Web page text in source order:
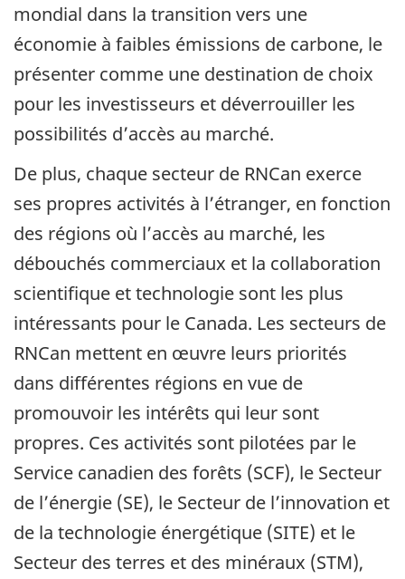
mondial dans la transition vers une
économie à faibles émissions de carbone, le
présenter comme une destination de choix
pour les investisseurs et déverrouiller les
possibilités d’accès au marché.
De plus, chaque secteur de RNCan exerce
ses propres activités à l’étranger, en fonction
des régions où l’accès au marché, les
débouchés commerciaux et la collaboration
scientifique et technologie sont les plus
intéressants pour le Canada. Les secteurs de
RNCan mettent en œuvre leurs priorités
dans différentes régions en vue de
promouvoir les intérêts qui leur sont
propres. Ces activités sont pilotées par le
Service canadien des forêts (SCF), le Secteur
de l’énergie (SE), le Secteur de l’innovation et
de la technologie énergétique (SITE) et le
Secteur des terres et des minéraux (STM),